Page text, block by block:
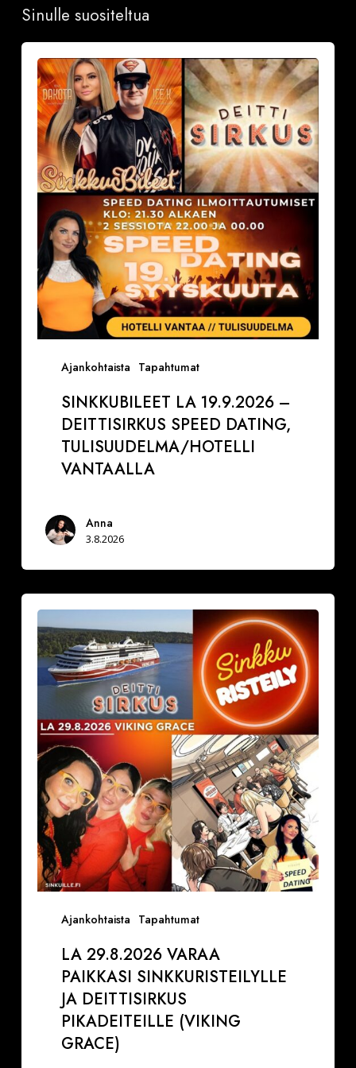
Sinulle suositeltua
Ajankohtaista Tapahtumat
19.9.2026
Deittisirkus
Speed
Dating,
Tulisuudelma/Hotelli
Vantaalla
SINKKUBILEET LA 19.9.2026 –
DEITTISIRKUS SPEED DATING,
TULISUUDELMA/HOTELLI
VANTAALLA
Anna
3.8.2026
Ajankohtaista Tapahtumat
29.8.2026
Varaa
paikkasi
Sinkkuristeilylle
Deittisirkus
pikadeiteille
(Viking
Grace)
LA 29.8.2026 VARAA
PAIKKASI SINKKURISTEILYLLE
JA DEITTISIRKUS
PIKADEITEILLE (VIKING
GRACE)